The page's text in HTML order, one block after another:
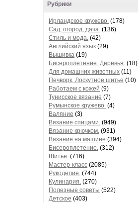
Рубрики
Ирландское кружево. (178)
Сад, огород, дача. (136)
Стиль и мода. (42)
Английский язык (29)
Вышивка (19)
Бисероплетение. Деревья. (18)
Для домашних животных (11)
Печворк. Лоскутное шитье (10)
Работаем с кожей (9)
Тунисское вязание (7)
Румынское кружево. (4)
Валяние (3)
Вязание спицами. (949)
Вязание крючком. (931)
Вязание на машине (394)
Бисероплетение. (312)
Шитье. (716)
Мастер-класс (2085)
Рукоделие. (744)
Кулинария. (270)
Полезные советы (522)
Детское (403)